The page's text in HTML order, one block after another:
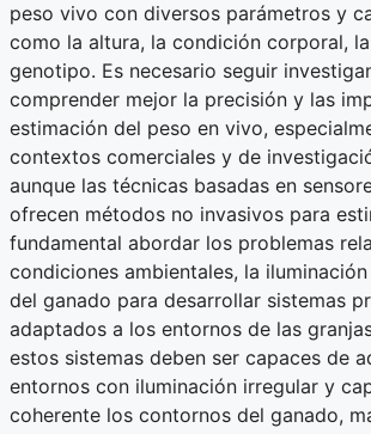
peso vivo con diversos parámetros y
como la altura, la condición corporal,
genotipo. Es necesario seguir
comprender mejor la precisión y las
estimación del peso en vivo,
contextos comerciales y de
aunque las técnicas basadas en
ofrecen métodos no invasivos para
fundamental abordar los problemas
condiciones ambientales, la
del ganado para desarrollar sistemas
adaptados a los entornos de las
estos sistemas deben ser capaces de
entornos con iluminación irregular y
coherente los contornos del ganado,